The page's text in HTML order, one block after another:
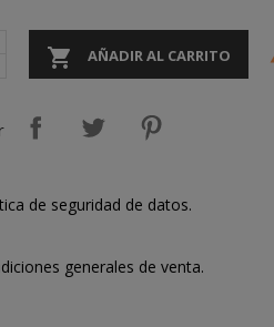
 AÑADIR AL CARRITO
de seguridad de datos.
generales de venta.